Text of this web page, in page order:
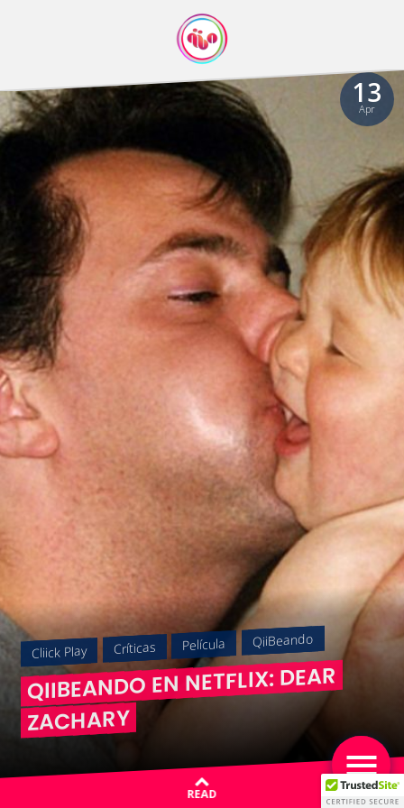
13
Apr
Cliick Play Críticas Película QiiBeando
QIIBEANDO EN NETFLIX: DEAR
ZACHARY
READ